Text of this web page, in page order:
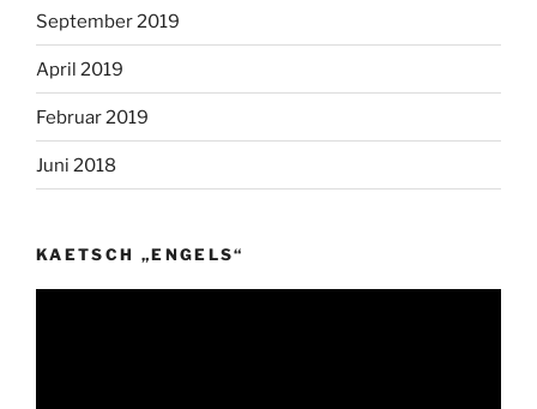
September 2019
April 2019
Februar 2019
Juni 2018
KAETSCH „ENGELS“